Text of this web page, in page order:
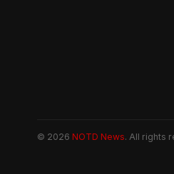
© 2026 NOTD News. All rights